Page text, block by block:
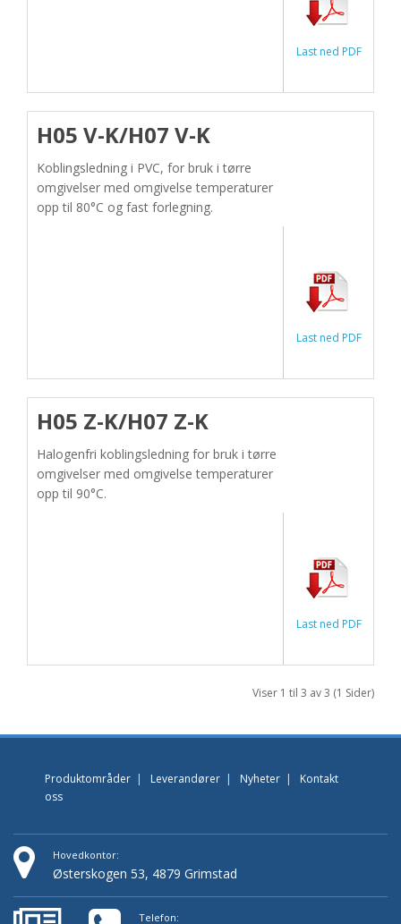
Last ned PDF
H05 V-K/H07 V-K
Koblingsledning i PVC, for bruk i tørre
omgivelser med omgivelse temperaturer
opp til 80°C og fast forlegning.
Last ned PDF
H05 Z-K/H07 Z-K
Halogenfri koblingsledning for bruk i tørre
omgivelser med omgivelse temperaturer
opp til 90°C.
Last ned PDF
Viser 1 til 3 av 3 (1 Sider)
Produktområder | Leverandører | Nyheter | Kontakt
oss
Hovedkontor:
Østerskogen 53, 4879 Grimstad
Telefon: